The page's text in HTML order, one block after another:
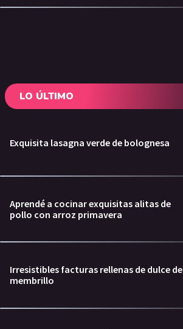
LO ÚLTIMO
Exquisita lasagna verde de bolognesa
Aprendé a cocinar exquisitas alitas de
pollo con arroz primavera
Irresistibles facturas rellenas de dulce de
membrillo